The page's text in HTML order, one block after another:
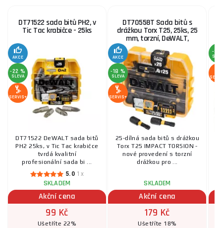
DT71522 sada bitů PH2, v
Tic Tac krabičce - 25ks
AKCE
-22 %
SLEVA
SERVIS+
DT71522 DeWALT sada bitů
PH2 25ks, v Tic Tac krabičce
tvrdá kvalitní
profesionální sada bi ...
5.0 1x
SKLADEM
Akční cena
99 Kč
Ušetříte 22%
DT70558T Sada bitů s
drážkou Torx T25, 25ks, 25
mm, torzní, DeWALT,
AKCE
-18 %
SLEVA
SERVIS+
25-dílná sada bitů s drážkou
Torx T25 IMPACT TORSION -
nové provedení s torzní
drážkou pro ...
SKLADEM
Akční cena
179 Kč
Ušetříte 18%
-8